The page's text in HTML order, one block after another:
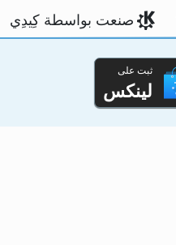
صنعت بواسطة كِيدِي
ثبت على
لينكس